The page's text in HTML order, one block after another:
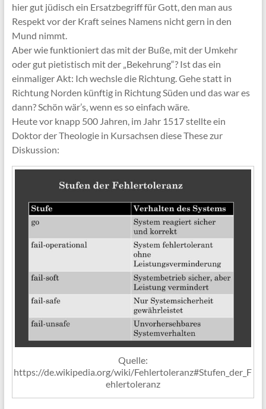
hier gut jüdisch ein Ersatzbegriff für Gott, den man aus
Respekt vor der Kraft seines Namens nicht gern in den
Mund nimmt.
Aber wie funktioniert das mit der Buße, mit der Umkehr
oder gut pietistisch mit der „Bekehrung“? Ist das ein
einmaliger Akt: Ich wechsle die Richtung. Gehe statt in
Richtung Norden künftig in Richtung Süden und das war es
dann? Schön wär’s, wenn es so einfach wäre.
Heute vor knapp 500 Jahren, im Jahr 1517 stellte ein
Doktor der Theologie in Kursachsen diese These zur
Diskussion:
Quelle:
https://de.wikipedia.org/wiki/Fehlertoleranz#Stufen_der_F
ehlertoleranz